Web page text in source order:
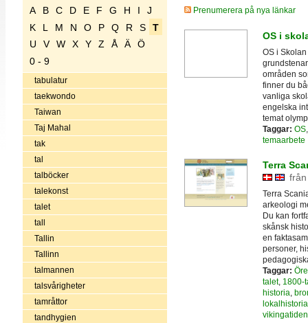
A B C D E F G H I
J
K
L M N O P Q R S
T
U
V W X Y Z Å Ä
Ö
0 - 9
tabulatur
taekwondo
Taiwan
Taj Mahal
tak
tal
talböcker
talekonst
talet
tall
Tallin
Tallinn
talmannen
talsvårigheter
tamråttor
tandhygien
Prenumerera på nya länkar
OS i
OS i
områden
finner du
vanliga
engelska
temat
Taggar: OS
temaarbete
Terra
Terra
arkeologi
Du kan
skånsk
en
personer,
Taggar:
talet, 1800-
historia,
lokalhistoria
vikingatiden